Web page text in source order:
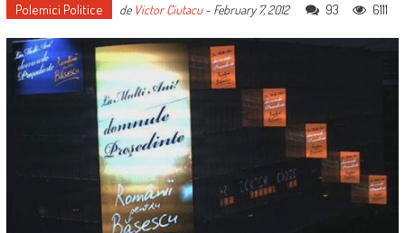
Polemici Politice de Victor Ciutacu- February 7, 2012 93 6111